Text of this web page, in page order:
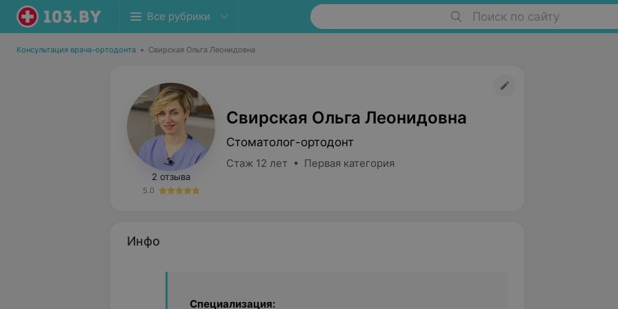
Все рубрики Поиск по сайту
Консультация врача-ортодонта • Свирская Ольга Леонидовна
2 отзыва
5.0
Свирская Ольга Леонидовна
Стоматолог-ортодонт
Стаж 12 лет • Первая категория
Инфо
Специализация: